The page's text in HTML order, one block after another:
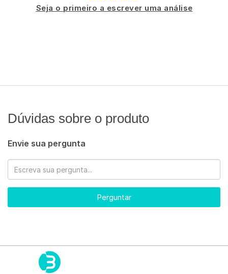
Seja o primeiro a escrever uma análise
Dúvidas sobre o produto
Envie sua pergunta
Perguntar